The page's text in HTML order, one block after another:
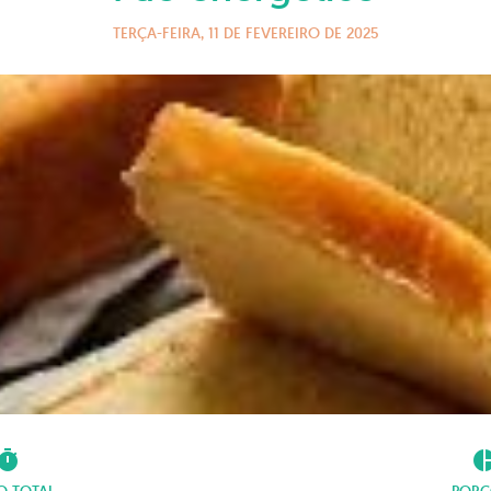
TERÇA-FEIRA, 11 DE FEVEREIRO DE 2025